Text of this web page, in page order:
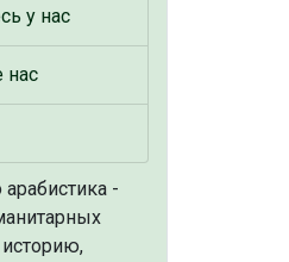
у нас
нас
арабистика -